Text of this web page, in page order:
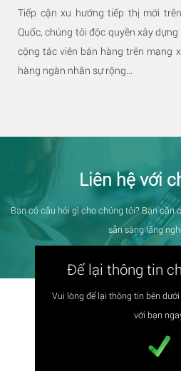
Tiếp cận xu hướng tiếp thị mới
Quốc, chúng tôi độc quyền xây
cộng tác viên bán hàng trên mạng
hàng ngàn nhân sự rộng...
Liên hệ với
Bạn có câu hỏi gì cho chúng tôi? Bạn cần
sẵn sàng lắng
Để lại thông tin
Vui lòng để lại thông tin bên
với bạn